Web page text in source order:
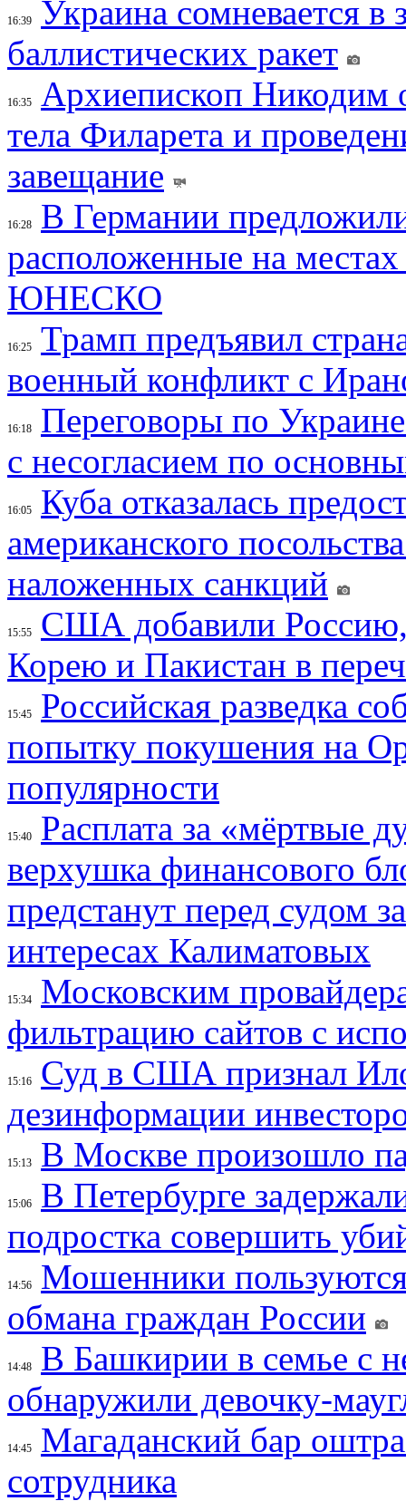
16:39
Украина сомневается в
баллистических ракет
16:35
Архиепископ
тела Филарета и
завещание
16:28
В Германии
расположенные на
ЮНЕСКО
16:25
Трамп предъявил
военный конфликт с
16:18
Переговоры по
с несогласием по
16:05
Куба отказалась
американского
наложенных санкций
15:55
США добавили
Корею и Пакистан в
15:45
Российская разведка
попытку покушения на
популярности
15:40
Расплата за «мёртвые
верхушка финансового
предстанут перед судом
интересах Калиматовых
15:34
Московским
фильтрацию сайтов с
15:16
Суд в США признал
дезинформации
15:13 В Москве произошло
15:06
В Петербурге
подростка совершить
14:56
Мошенники
обмана граждан России
14:48
В Башкирии в семье с
обнаружили девочку-
14:45
Магаданский бар
сотрудника